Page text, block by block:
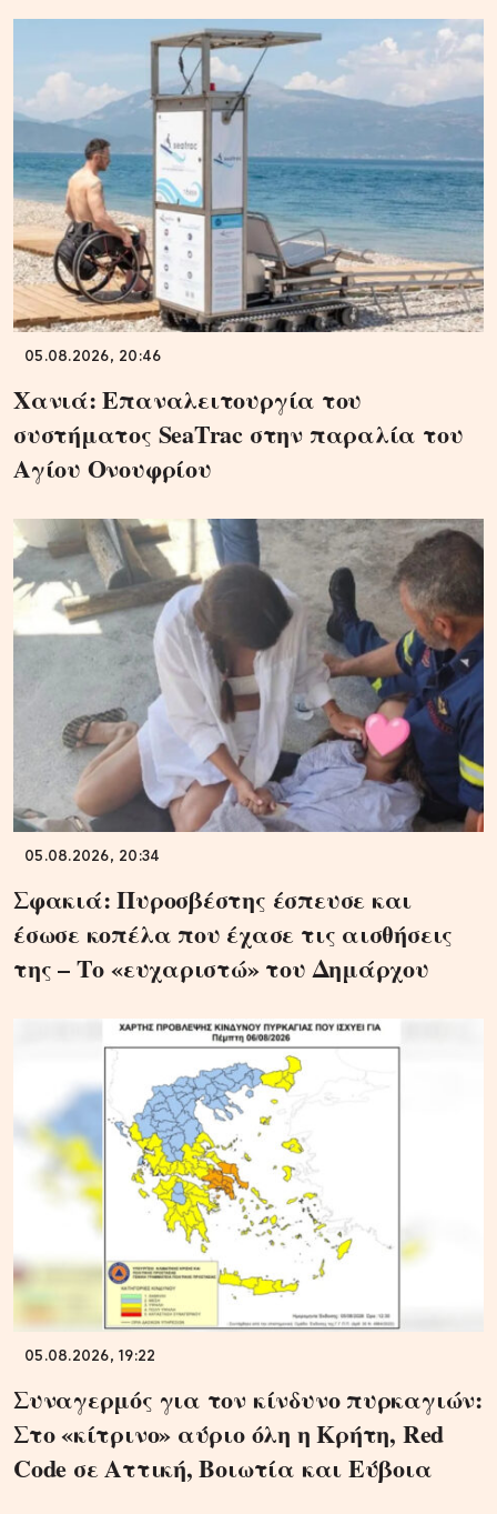
05.08.2026, 20:46
Χανιά: Επαναλειτουργία του
συστήματος SeaTrac στην παραλία του
Αγίου Ονουφρίου
05.08.2026, 20:34
Σφακιά: Πυροσβέστης έσπευσε και
έσωσε κοπέλα που έχασε τις αισθήσεις
της – Το «ευχαριστώ» του Δημάρχου
05.08.2026, 19:22
Συναγερμός για τον κίνδυνο πυρκαγιών:
Στο «κίτρινο» αύριο όλη η Κρήτη, Red
Code σε Αττική, Βοιωτία και Εύβοια